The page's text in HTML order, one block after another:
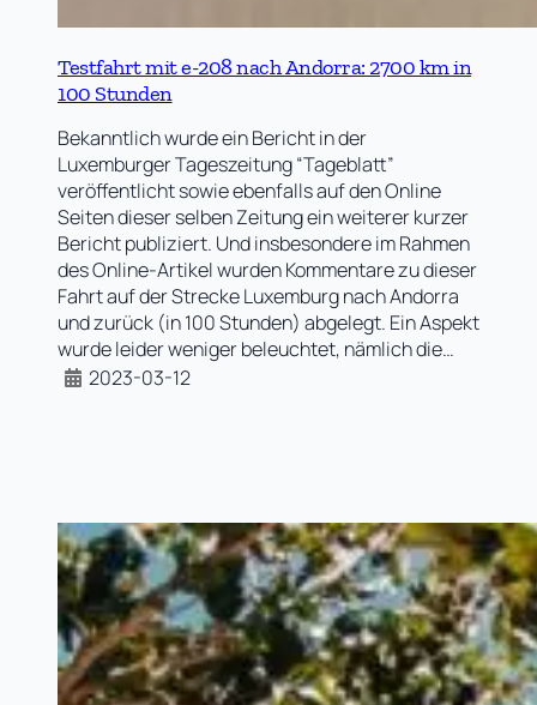
Testfahrt mit e-208 nach Andorra: 2700 km in
100 Stunden
Bekanntlich wurde ein Bericht in der
Luxemburger Tageszeitung “Tageblatt”
veröffentlicht sowie ebenfalls auf den Online
Seiten dieser selben Zeitung ein weiterer kurzer
Bericht publiziert. Und insbesondere im Rahmen
des Online-Artikel wurden Kommentare zu dieser
Fahrt auf der Strecke Luxemburg nach Andorra
und zurück (in 100 Stunden) abgelegt. Ein Aspekt
wurde leider weniger beleuchtet, nämlich die…
2023-03-12